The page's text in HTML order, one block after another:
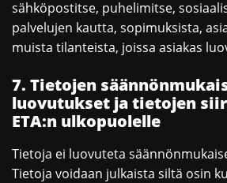
sähköpostitse, puhelimitse,
palvelujen kautta, sopimuksista,
muista tilanteista, joissa asiakas
7. Tietojen
luovutukset ja tietojen
ETA:n ulkopuolelle
Tietoja ei luovuteta
Tietoja voidaan julkaista siltä osin